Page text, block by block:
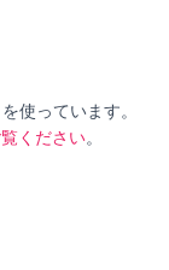
使っています。
ください。